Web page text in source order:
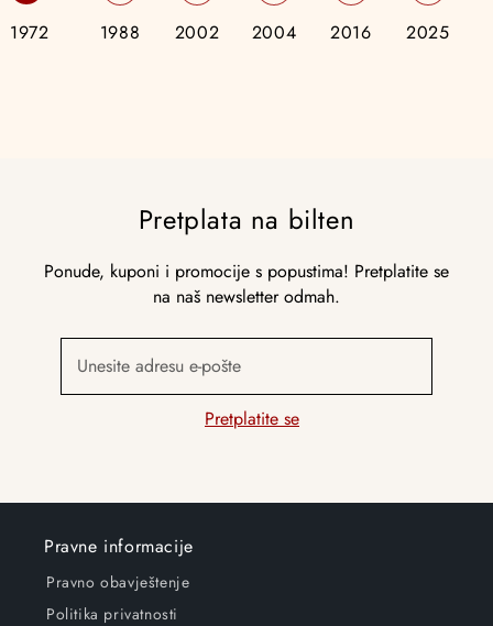
1972 1988 2002 2004 2016 2025
Pretplata na bilten
Ponude, kuponi i promocije s popustima! Pretplatite se
na naš newsletter odmah.
Unesite adresu e-pošte
Pretplatite se
Pravne informacije
Pravno obavještenje
Politika privatnosti